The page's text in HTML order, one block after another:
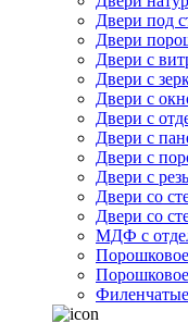
Двери под
Двери
Двери с
Двери с
Двери с
Двери с
Двери с
Двери с
Двери с
Двери со
Двери со
МДФ с